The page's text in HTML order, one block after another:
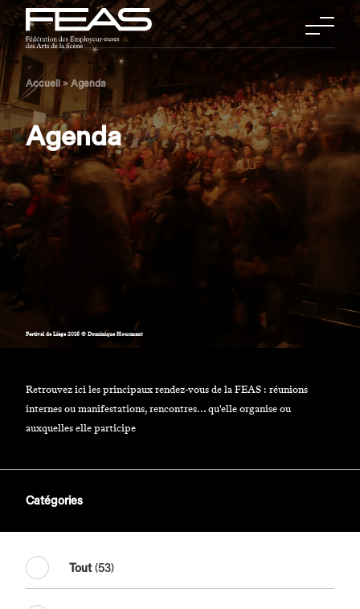
Accueil> Agenda
Agenda
Festival de Liège 2015 © Dominique Houcmant
Retrouvez ici les principaux rendez-vous de la FEAS : réunions
internes ou manifestations, rencontres... qu'elle organise ou
auxquelles elle participe
Catégories
Tout(53)